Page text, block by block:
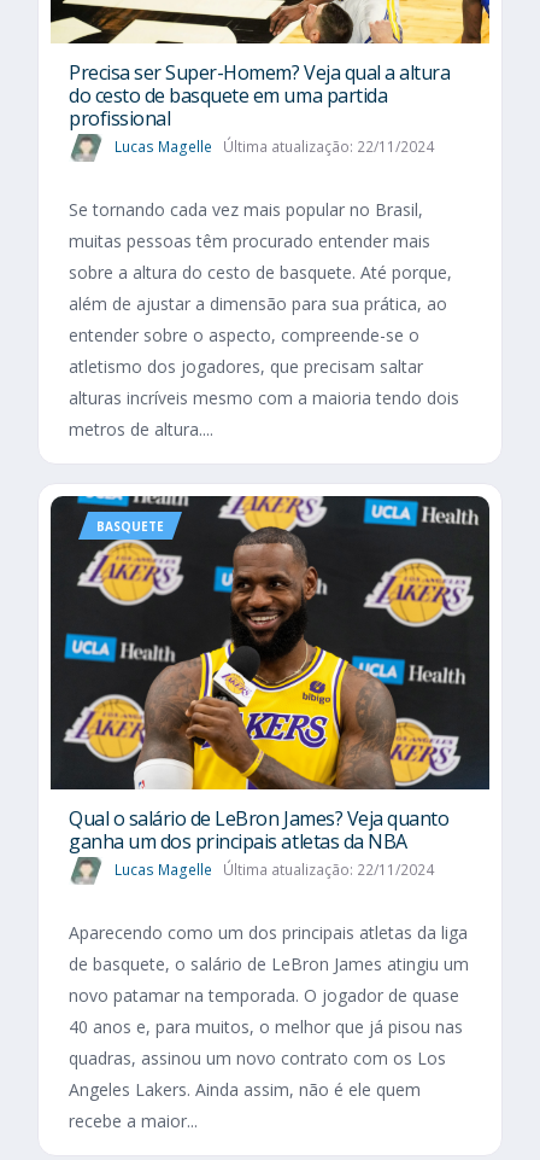
Precisa ser Super-Homem? Veja qual a altura
do cesto de basquete em uma partida
profissional
Lucas Magelle Última atualização: 22/11/2024
Se tornando cada vez mais popular no Brasil,
muitas pessoas têm procurado entender mais
sobre a altura do cesto de basquete. Até porque,
além de ajustar a dimensão para sua prática, ao
entender sobre o aspecto, compreende-se o
atletismo dos jogadores, que precisam saltar
alturas incríveis mesmo com a maioria tendo dois
metros de altura....
BASQUETE
Qual o salário de LeBron James? Veja quanto
ganha um dos principais atletas da NBA
Lucas Magelle Última atualização: 22/11/2024
Aparecendo como um dos principais atletas da liga
de basquete, o salário de LeBron James atingiu um
novo patamar na temporada. O jogador de quase
40 anos e, para muitos, o melhor que já pisou nas
quadras, assinou um novo contrato com os Los
Angeles Lakers. Ainda assim, não é ele quem
recebe a maior...